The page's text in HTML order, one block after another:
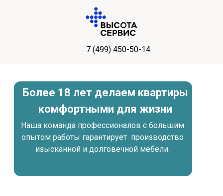
7 (499) 450-50-14
Более 18 лет делаем квартиры
комфортными для жизни
Наша команда профессионалов с большим
опытом работы гарантирует производство
изысканной и долговечной мебели.